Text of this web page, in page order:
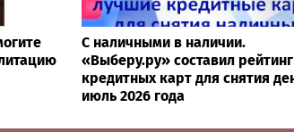
С наличными в наличии.
«Выберу.ру» составил рейтинг
кредитных карт для снятия
июль 2026 года